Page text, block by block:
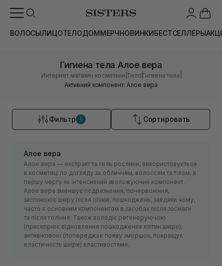
ВОЛОСЫЛИЦОТЕЛОДОММЕРЧНОВИНКИБЕСТСЕЛЛЕРЫ
Гигиена тела Алое вера
Интернет магазин косметики |Тело |Гигиена тела
Активний компонент: Алое вера
Фильтр 1 Сортировать
Алое вера
Алое вера — екстракт та гель рослини, використовується
в косметиці по догляду за обличчям, волоссям та тілом, в
першу чергу як інтенсивний зволожуючий компонент.
Алое вера зменшує подразнення, почервоніння,
заспокоює шкіру після опіків, пошкоджень, завдяки чому,
часто є основним компонентом в засобах після засмаги
та після гоління. Також володіє регенеруючою
(прискорює відновлення пошкоджених клітин шкіри);
антивіковою (попереджає появу зморшок, покращує
еластичність шкіри) властивостями.